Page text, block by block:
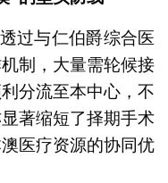
过与仁伯爵综合医
制，大量需轮候接
分流至本中心，不
著缩短了择期手术
医疗资源的协同优